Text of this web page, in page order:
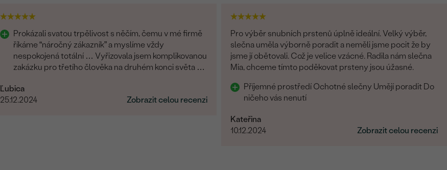
Prokázali svatou trpělivost s něčím, čemu v mé firmě
říkáme “náročný zákazník” a myslíme vždy
nespokojená totální … Vyřizovala jsem komplikovanou
zakázku pro třetího člověka na druhém konci světa a
Ľubica
25.12.2024
Zobrazit celou recenzi
Pro výběr snubních prstenů úplně ideální. Velký výběr,
slečna uměla výborně poradit a neměli jsme pocit že by
jsme jí obětovali. Což je velice vzácné. Radila nám slečna
Mia, chceme tímto poděkovat prsteny jsou úžasné.
Příjemné prostředí Ochotné slečny Umějí poradit Do
ničeho vás nenutí
Kateřina
10.12.2024
Zobrazit celou recenzi